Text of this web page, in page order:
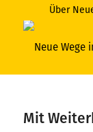
Über
Mit